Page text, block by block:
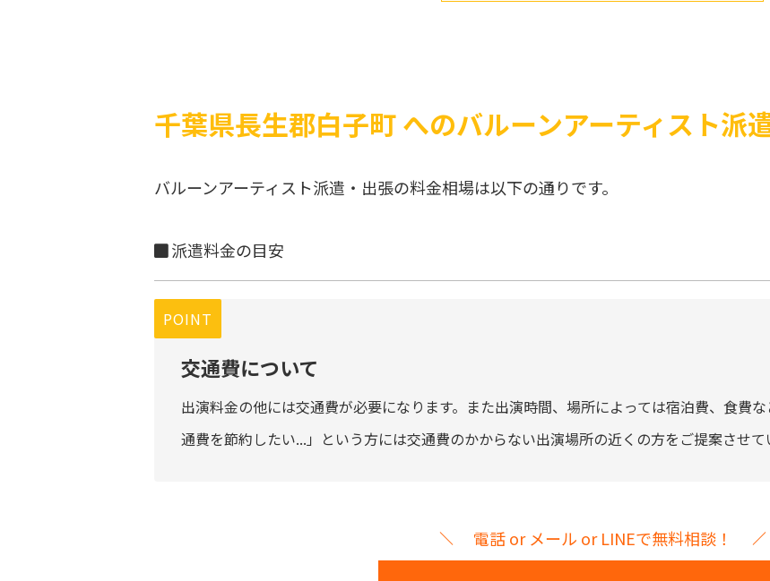
千葉県長生郡白子町 へのバルーンアーティスト派
バルーンアーティスト派遣・出張の料金相場は以下の通りです。
派遣料金の目安
POINT
交通費について
出演料金の他には交通費が必要になります。また出演時間、場所によっては宿泊費、食費
通費を節約したい...」という方には交通費のかからない出演場所の近くの方をご提案させて
電話 or メール or LINEで無料相談！